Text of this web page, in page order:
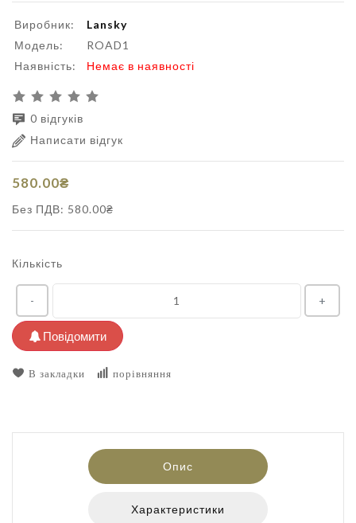
Виробник:
Lansky
Модель:
ROAD1
Наявність:
Немає в наявності
0 відгуків
Написати відгук
580.00₴
Без ПДВ: 580.00₴
Кількість
- +
Повідомити
В закладки порівняння
Опис
Характеристики